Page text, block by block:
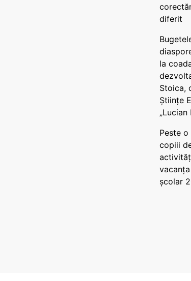
diferit
la
Stoica,
Științe
„Lucian
Peste
copiii
școlar